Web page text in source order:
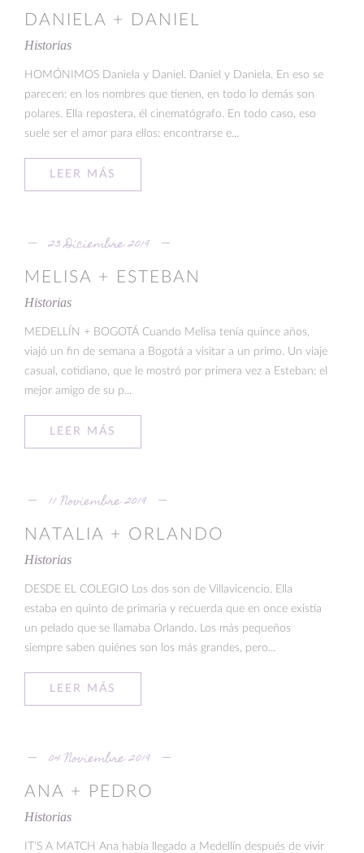
DANIELA + DANIEL
Historias
HOMÓNIMOS Daniela y Daniel. Daniel y Daniela. En eso se
parecen: en los nombres que tienen, en todo lo demás son
polares. Ella repostera, él cinematógrafo. En todo caso, eso
suele ser el amor para ellos: encontrarse e...
LEER MÁS
23 Diciembre 2019
MELISA + ESTEBAN
Historias
MEDELLÍN + BOGOTÁ Cuando Melisa tenía quince años,
viajó un fin de semana a Bogotá a visitar a un primo. Un viaje
casual, cotidiano, que le mostró por primera vez a Esteban: el
mejor amigo de su p...
LEER MÁS
11 Noviembre 2019
NATALIA + ORLANDO
Historias
DESDE EL COLEGIO Los dos son de Villavicencio. Ella
estaba en quinto de primaria y recuerda que en once existía
un pelado que se llamaba Orlando. Los más pequeños
siempre saben quiénes son los más grandes, pero...
LEER MÁS
04 Noviembre 2019
ANA + PEDRO
Historias
IT’S A MATCH Ana había llegado a Medellín después de vivir